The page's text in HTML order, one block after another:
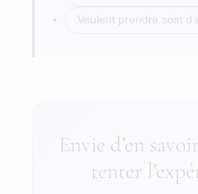
Veulent prendre soin
Envie d’en
tenter